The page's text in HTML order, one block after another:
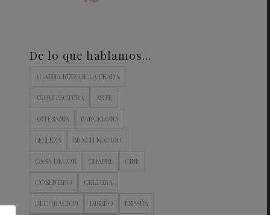
De lo que hablamos…
AGATHA RUIZ DE LA PRADA
ARQUITECTURA ARTE
ARTESANIA BARCELONA
BELLEZA BRACH MADRID
CASA DECOR CHANEL CINE
COSENTINO CULTURA
DECORACION DISEÑO ESPAÑA